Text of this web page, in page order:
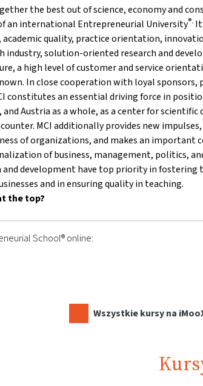
the best out of science, economy and
an international Entrepreneurial University®.
quality, practice orientation,
industry, solution-oriented research and
a high level of customer and service
In close cooperation with loyal sponsors,
constitutes an essential driving force in
Austria as a whole, as a center for scientific
MCI additionally provides new
of organizations, and makes an important
of business, management, politics,
and development have top priority in fostering
and in ensuring quality in teaching.
the top?
School® online:
Die Unternehmerische
| Die Unternehmerische
| Die Unternehmerische
de}MCI | Die Unternehmerische
Wszystkie kursy na